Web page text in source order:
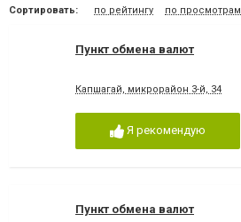
Сортировать: по рейтингу по просмотрам
Пункт обмена валют
Капшагай, микрорайон 3-й, 34
Я рекомендую
Пункт обмена валют